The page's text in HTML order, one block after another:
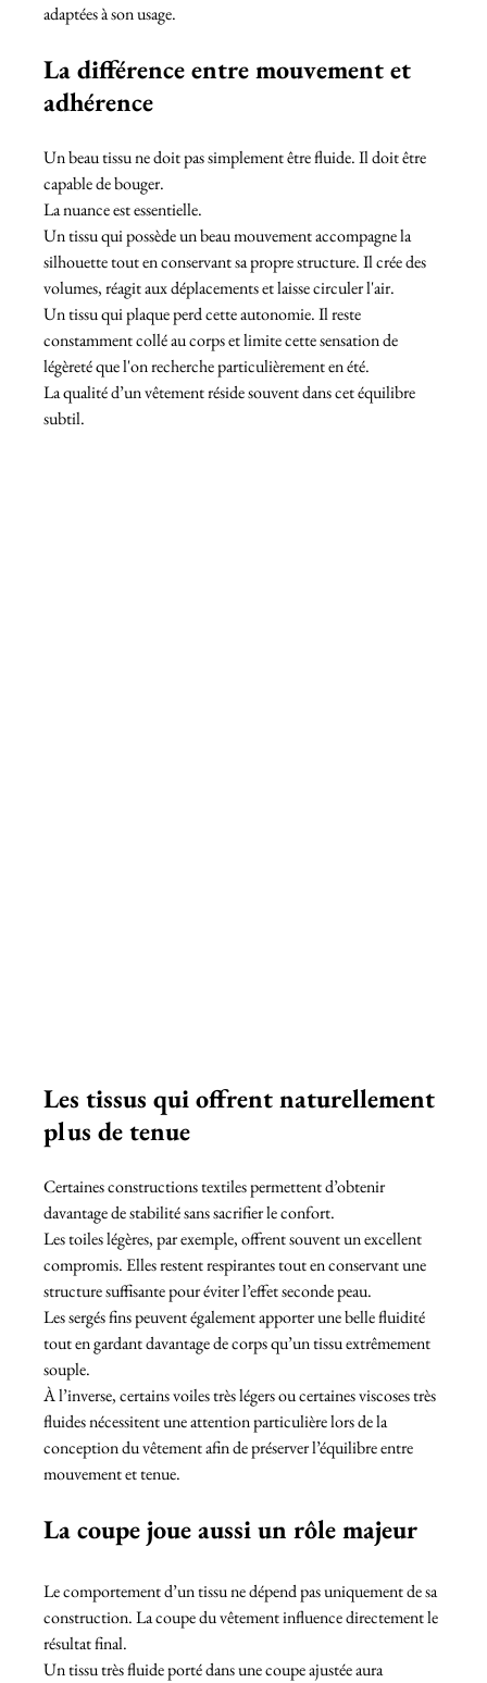
adaptées à son usage.
La différence entre mouvement et
adhérence
Un beau tissu ne doit pas simplement être fluide. Il doit être
capable de bouger.
La nuance est essentielle.
Un tissu qui possède un beau mouvement accompagne la
silhouette tout en conservant sa propre structure. Il crée des
volumes, réagit aux déplacements et laisse circuler l'air.
Un tissu qui plaque perd cette autonomie. Il reste
constamment collé au corps et limite cette sensation de
légèreté que l'on recherche particulièrement en été.
La qualité d’un vêtement réside souvent dans cet équilibre
subtil.
Les tissus qui offrent naturellement
plus de tenue
Certaines constructions textiles permettent d’obtenir
davantage de stabilité sans sacrifier le confort.
Les toiles légères, par exemple, offrent souvent un excellent
compromis. Elles restent respirantes tout en conservant une
structure suffisante pour éviter l’effet seconde peau.
Les sergés fins peuvent également apporter une belle fluidité
tout en gardant davantage de corps qu’un tissu extrêmement
souple.
À l’inverse, certains voiles très légers ou certaines viscoses très
fluides nécessitent une attention particulière lors de la
conception du vêtement afin de préserver l’équilibre entre
mouvement et tenue.
La coupe joue aussi un rôle majeur
Le comportement d’un tissu ne dépend pas uniquement de sa
construction. La coupe du vêtement influence directement le
résultat final.
Un tissu très fluide porté dans une coupe ajustée aura